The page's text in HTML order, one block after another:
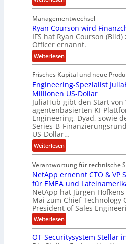
a
m
e
n
L
ö
s
e
g
e
l
d
z
a
h
l
e
i
s
e
i
n
e
L
ö
s
Managementwechsel
Ryan Courson wird
IFS hat Ryan Courson
Officer ernannt.
Weiterlesen:
R
y
a
n
C
o
u
s
o
i
r
d
F
i
n
a
Frisches Kapital und neue
Engineering-Spezialist
Millionen US-Dollar
JuliaHub gibt den Start
agentenbasierten KI-
Engineering, Dyad, sowie
Series-B-
US-Dollar…
Weiterlesen:
E
n
g
n
e
e
r
i
n
Verantwortung für technische
NetApp ernennt CTO & VP
für EMEA und
NetApp hat Jürgen
Mai zum Chief Technology
President of Sales
Weiterlesen:
N
e
OT-Securitysystem Stellar